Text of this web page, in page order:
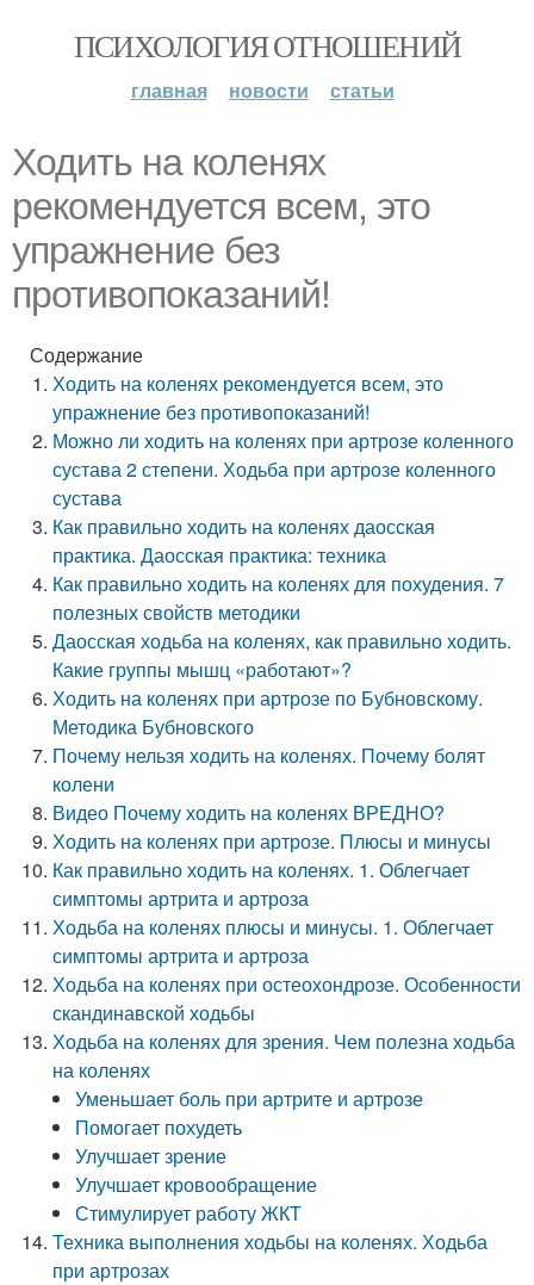
ПСИХОЛОГИЯ ОТНОШЕНИЙ
главная новости статьи
Ходить на коленях
рекомендуется всем, это
упражнение без
противопоказаний!
Содержание
Ходить на коленях рекомендуется всем, это
упражнение без противопоказаний!
Можно ли ходить на коленях при артрозе коленного
сустава 2 степени. Ходьба при артрозе коленного
сустава
Как правильно ходить на коленях даосская
практика. Даосская практика: техника
Как правильно ходить на коленях для похудения. 7
полезных свойств методики
Даосская ходьба на коленях, как правильно ходить.
Какие группы мышц «работают»?
Ходить на коленях при артрозе по Бубновскому.
Методика Бубновского
Почему нельзя ходить на коленях. Почему болят
колени
Видео Почему ходить на коленях ВРЕДНО?
Ходить на коленях при артрозе. Плюсы и минусы
Как правильно ходить на коленях. 1. Облегчает
симптомы артрита и артроза
Ходьба на коленях плюсы и минусы. 1. Облегчает
симптомы артрита и артроза
Ходьба на коленях при остеохондрозе. Особенности
скандинавской ходьбы
Ходьба на коленях для зрения. Чем полезна ходьба
на коленях
Уменьшает боль при артрите и артрозе
Помогает похудеть
Улучшает зрение
Улучшает кровообращение
Стимулирует работу ЖКТ
Техника выполнения ходьбы на коленях. Ходьба
при артрозах